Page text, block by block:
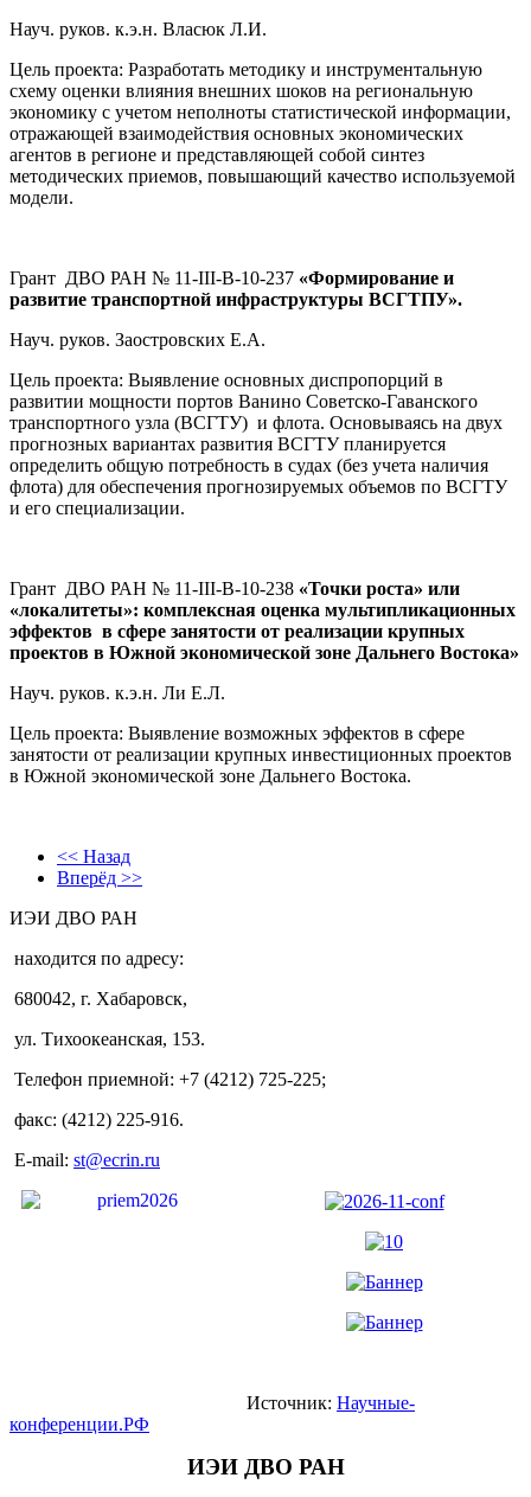
Науч. руков. к.э.н. Власюк Л.И.
Цель проекта: Разработать методику и инструментальную
схему оценки влияния внешних шоков на региональную
экономику с учетом неполноты статистической информации,
отражающей взаимодействия основных экономических
агентов в регионе и представляющей собой синтез
методических приемов, повышающий качество используемой
модели.
Грант ДВО РАН № 11-III-В-10-237 «Формирование и
развитие транспортной инфраструктуры ВСГТПУ».
Науч. руков. Заостровских Е.А.
Цель проекта: Выявление основных диспропорций в
развитии мощности портов Ванино Советско-Гаванского
транспортного узла (ВСГТУ) и флота. Основываясь на двух
прогнозных вариантах развития ВСГТУ планируется
определить общую потребность в судах (без учета наличия
флота) для обеспечения прогнозируемых объемов по ВСГТУ
и его специализации.
Грант ДВО РАН № 11-III-В-10-238 «Точки роста» или
«локалитеты»: комплексная оценка мультипликационных
эффектов в сфере занятости от реализации крупных
проектов в Южной экономической зоне Дальнего Востока»
Науч. руков. к.э.н. Ли Е.Л.
Цель проекта: Выявление возможных эффектов в сфере
занятости от реализации крупных инвестиционных проектов
в Южной экономической зоне Дальнего Востока.
<< Назад
Вперёд >>
ИЭИ ДВО РАН
находится по адресу:
680042, г. Хабаровск,
ул. Тихоокеанская, 153.
Телефон приемной: +7 (4212) 725-225;
факс: (4212) 225-916.
E-mail: st@ecrin.ru
Источник: Научные-
конференции.РФ
ИЭИ ДВО РАН